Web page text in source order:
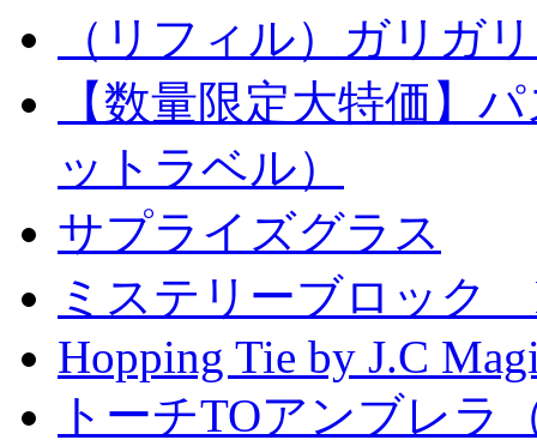
（リフィル）ガリガ
【数量限定大特価】
ットラベル）
サプライズグラス
ミステリーブロック
Hopping Tie by J.C
トーチTOアンブレラ